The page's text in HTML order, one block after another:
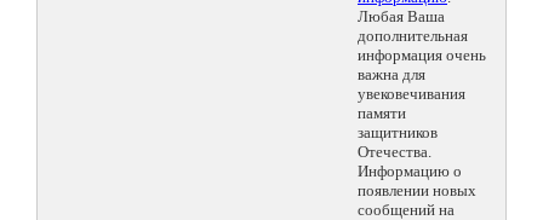
Любая Ваша
дополнительная
информация очень
важна для
увековечивания
памяти
защитников
Отечества.
Информацию о
появлении новых
сообщений на